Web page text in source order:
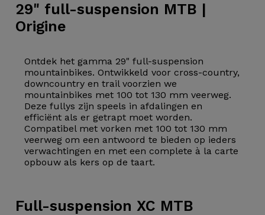
29" full-suspension MTB |
Origine
Ontdek het gamma 29" full-suspension
mountainbikes. Ontwikkeld voor cross-country,
downcountry en trail voorzien we
mountainbikes met 100 tot 130 mm veerweg.
Deze fullys zijn speels in afdalingen en
efficiënt als er getrapt moet worden.
Compatibel met vorken met 100 tot 130 mm
veerweg om een antwoord te bieden op ieders
verwachtingen en met een complete à la carte
opbouw als kers op de taart.
Full-suspension XC MTB